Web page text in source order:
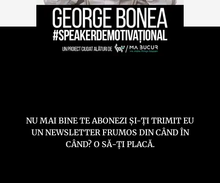
NU MAI BINE TE ABONEZI ȘI-ȚI TRIMIT EU
UN NEWSLETTER FRUMOS DIN CÂND ÎN
CÂND? O SĂ-ȚI PLACĂ.